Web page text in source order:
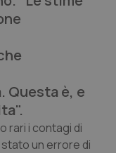
Questa è, e
rari i contagi di
un errore di